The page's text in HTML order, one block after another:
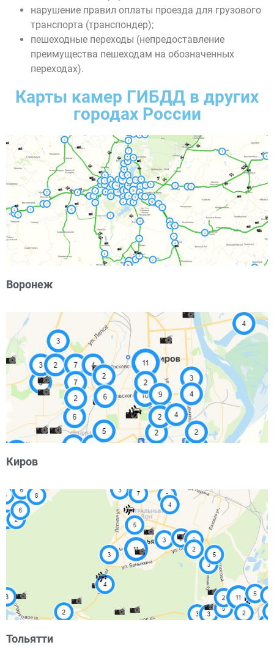
нарушение правил оплаты проезда для грузового
транспорта (транспондер);
пешеходные переходы (непредоставление
преимущества пешеходам на обозначенных
переходах).
Карты камер ГИБДД в других
городах России
Воронеж
Киров
Тольятти